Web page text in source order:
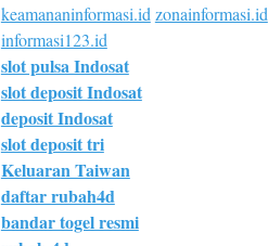
keamananinformasi.id zonainformasi.id
informasi123.id
slot pulsa Indosat
slot deposit Indosat
deposit Indosat
slot deposit tri
Keluaran Taiwan
daftar rubah4d
bandar togel resmi